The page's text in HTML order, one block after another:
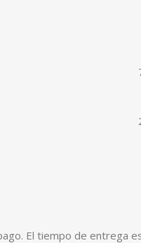
El tiempo de entrega